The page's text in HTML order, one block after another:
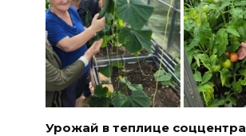
Урожай в теплице соццентра